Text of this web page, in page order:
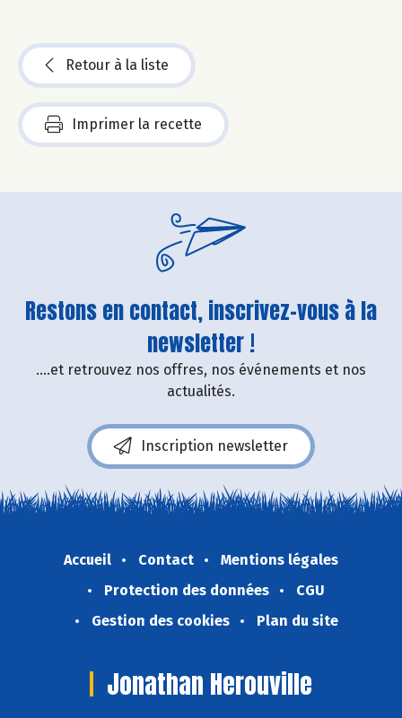
Retour à la liste
Imprimer la recette
Restons en contact, inscrivez-vous à la
newsletter !
....et retrouvez nos offres, nos événements et nos
actualités.
Inscription newsletter
Accueil Contact
Mentions légales
Protection des données
CGU
Gestion des cookies
Plan du site
Jonathan Herouville